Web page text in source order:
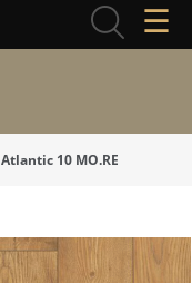
☰
Atlantic 10 MO.RE